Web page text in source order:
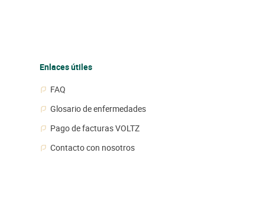
Enlaces útiles
FAQ
Glosario de enfermedades
Pago de facturas VOLTZ
Contacto con nosotros